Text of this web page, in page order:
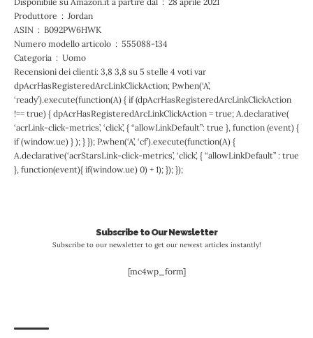
Produttore ‏ : ‎ Jordan
ASIN ‏ : ‎ B092PW6HWK
Numero modello articolo ‏ : ‎ 555088-134
Categoria ‏ : ‎ Uomo
Recensioni dei clienti: 3,8 3,8 su 5 stelle 4 voti var
dpAcrHasRegisteredArcLinkClickAction; P.when(‘A’,
‘ready’).execute(function(A) { if (dpAcrHasRegisteredArcLinkClickAction
!== true) { dpAcrHasRegisteredArcLinkClickAction = true; A.declarative(
‘acrLink-click-metrics’, ‘click’, { “allowLinkDefault”: true }, function (event) {
if (window.ue) } ); } }); P.when(‘A’, ‘cf’).execute(function(A) {
A.declarative(‘acrStarsLink-click-metrics’, ‘click’, { “allowLinkDefault” : true
}, function(event){ if(window.ue) 0) + 1); }); });
Subscribe to Our Newsletter
Subscribe to our newsletter to get our newest articles instantly!
[mc4wp_form]